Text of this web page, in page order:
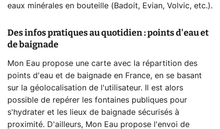
eaux minérales en bouteille (Badoit, Evian, Volvic, etc.).
Des infos pratiques au quotidien : points d'eau et
de baignade
Mon Eau propose une carte avec la répartition des
points d'eau et de baignade en France, en se basant
sur la géolocalisation de l'utilisateur. Il est alors
possible de repérer les fontaines publiques pour
s'hydrater et les lieux de baignade sécurisés à
proximité. D'ailleurs, Mon Eau propose l'envoi de